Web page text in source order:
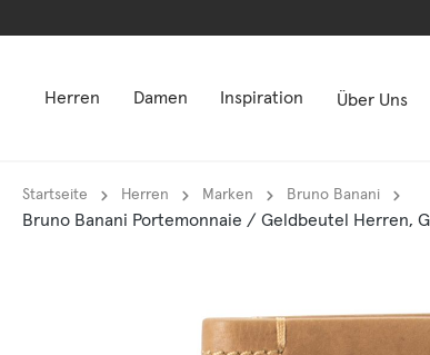
Herren Damen Inspiration Über Uns
Startseite Herren Marken Bruno Banani
Bruno Banani Portemonnaie / Geldbeutel Herren,